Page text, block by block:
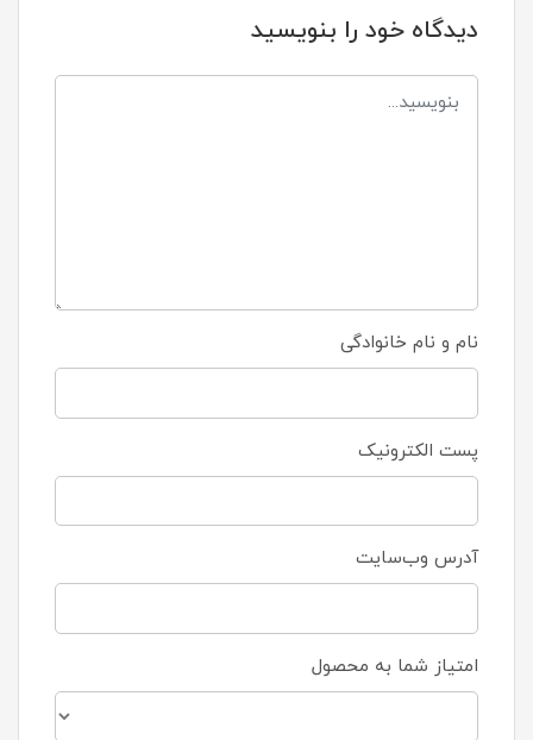
دیدگاه خود را بنویسید
نام و نام خانوادگی
پست الکترونیک
آدرس وب‌سایت
امتیاز شما به محصول